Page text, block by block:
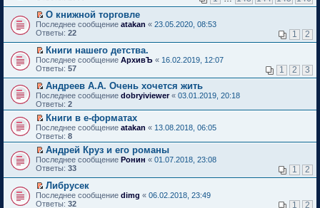
а
н
н
о
м
у
с
о
о
б
щ
е
н
и
ю
р
о
ч
и
т
а
н
н
о
м
у
с
о
о
б
щ
е
н
и
ю
в
о
м
у
н
е
п
р
о
ч
и
т
а
н
н
о
м
у
с
о
о
б
щ
е
и
к
п
е
р
в
о
м
у
н
е
п
р
о
ч
и
т
а
н
н
о
м
у
с
е
й
т
и
к
п
е
р
в
о
м
у
н
е
п
р
о
ч
и
а
н
н
П
е
е
й
т
и
к
п
е
р
в
о
м
у
н
е
п
р
о
ч
и
О книжной торговле
Последнее сообщение atakan « 23.05.2020, 08:53
Ответы: 22 1 2
П
е
е
й
т
и
п
е
р
в
о
м
у
н
е
п
Книги нашего детства.
Последнее сообщение АрхивЪ « 16.02.2019, 12:07
Ответы: 57 1 2 3
П
е
р
е
й
т
и
к
п
е
р
в
о
м
Андреев А.А. Очень хочется жить
Последнее сообщение dobryiviewer« 03.01.2019, 20:18
Ответы: 2
П
е
р
е
й
т
и
к
п
е
Книги в е-форматах
Последнее сообщение atakan « 13.08.2018, 06:05
Ответы: 8
П
е
е
й
т
Андрей Круз и его романы
Последнее сообщение Ронин « 01.07.2018, 23:08
Ответы: 33 1 2
П
е
Либрусек
Последнее сообщение dimg « 06.02.2018, 23:49
Ответы: 32 1 2